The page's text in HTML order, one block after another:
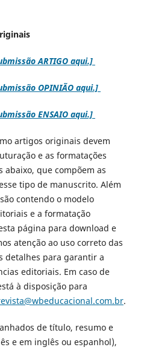
ARTIGO aqui.]
OPINIÃO aqui.]
ENSAIO aqui.]
artigos originais devem
e as formatações
abaixo, que compõem as
tipo de manuscrito. Além
contendo o modelo
e a formatação
página para download e
atenção ao uso correto das
detalhes para garantir a
editoriais. Em caso de
à disposição para
.
de título, resumo e
e em inglês ou espanhol),